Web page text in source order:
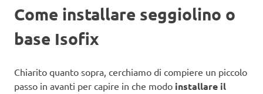
Come installare seggiolino o
base Isofix
Chiarito quanto sopra, cerchiamo di compiere un piccolo
passo in avanti per capire in che modo installare il